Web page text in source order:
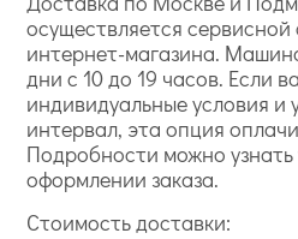
выглядят старомодными.
дедушек переосмыслено и
современность.
Gentle Groove.
лаконичные геометрические
разных цветах.
осуществляется
интернет-магазина.
дни с 10 до 19 часов. Если
индивидуальные условия и
интервал, эта опция
Подробности можно
оформлении заказа.
Стоимость доставки: